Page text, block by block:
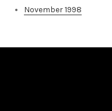
November 1998